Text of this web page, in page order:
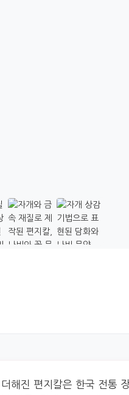
해진 편지칼은 한국 전통